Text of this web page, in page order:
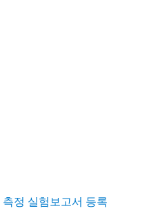
정 실험보고서 등록